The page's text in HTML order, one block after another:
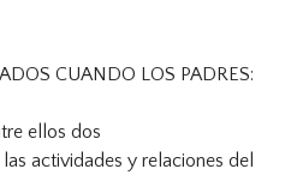
CUANDO LOS PADRES:
ellos dos
actividades y relaciones del